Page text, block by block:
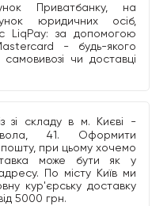
Приватбанку, на
юридичних осіб,
LiqPay: за допомогою
- будь-якого
чи доставці
зі складу в м. Києві -
41. Оформити
при цьому хочемо
може бути як у
По місту Київ ми
кур'єрську доставку
5000 грн.